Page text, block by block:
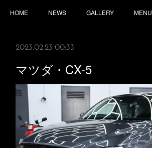
HOME NEWS GALLERY MENU
2023.02.23 00:33
マツダ・CX-5